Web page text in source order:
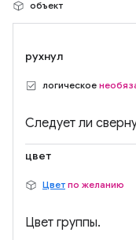
объект
рухнул
логическое
Следует ли
цвет
Цвет по желанию
Цвет группы.